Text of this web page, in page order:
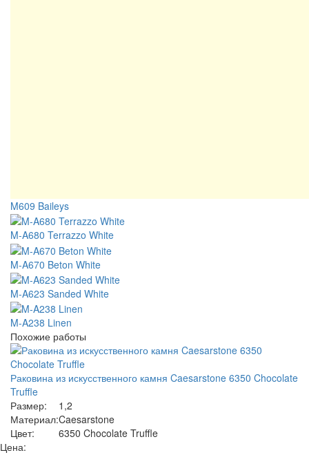
M609 Baileys
M-A680 Terrazzo White
M-A670 Beton White
M-A623 Sanded White
M-A238 Linen
Похожие работы
Раковина из искусственного камня Caesarstone 6350 Chocolate
Truffle
Размер:
1,2
Материал:Caesarstone
Цвет:
6350 Chocolate Truffle
Цена: